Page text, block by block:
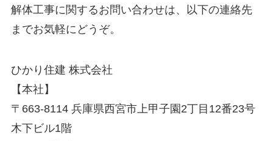
解体工事に関するお問い合わせは、以下の連絡先
までお気軽にどうぞ。
ひかり住建 株式会社
【本社】
〒663-8114 兵庫県西宮市上甲子園2丁目12番23号
木下ビル1階